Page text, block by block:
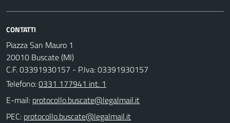
CONTATTI
Piazza San Mauro 1
20010 Buscate (MI)
C.F. 03391930157 - P.Iva: 03391930157
Telefono:0331 177941 int. 1
E-mail:
PEC: